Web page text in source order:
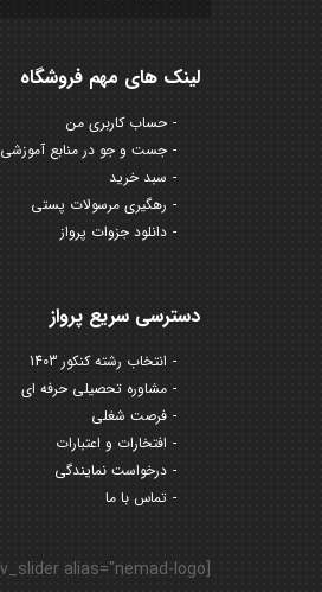
لینک های مهم فروشگاه
حساب کاربری من
جست و جو در منابع آموزشی
سبد خرید
رهگیری مرسولات پستی
دانلود جزوات پرواز
دسترسی سریع پرواز
انتخاب رشته کنکور 1403
مشاوره تحصیلی حرفه ای
فرصت شغلی
افتخارات و اعتبارات
درخواست نمایندگی
تماس با ما
[rev_slider alias="nemad-logo"]